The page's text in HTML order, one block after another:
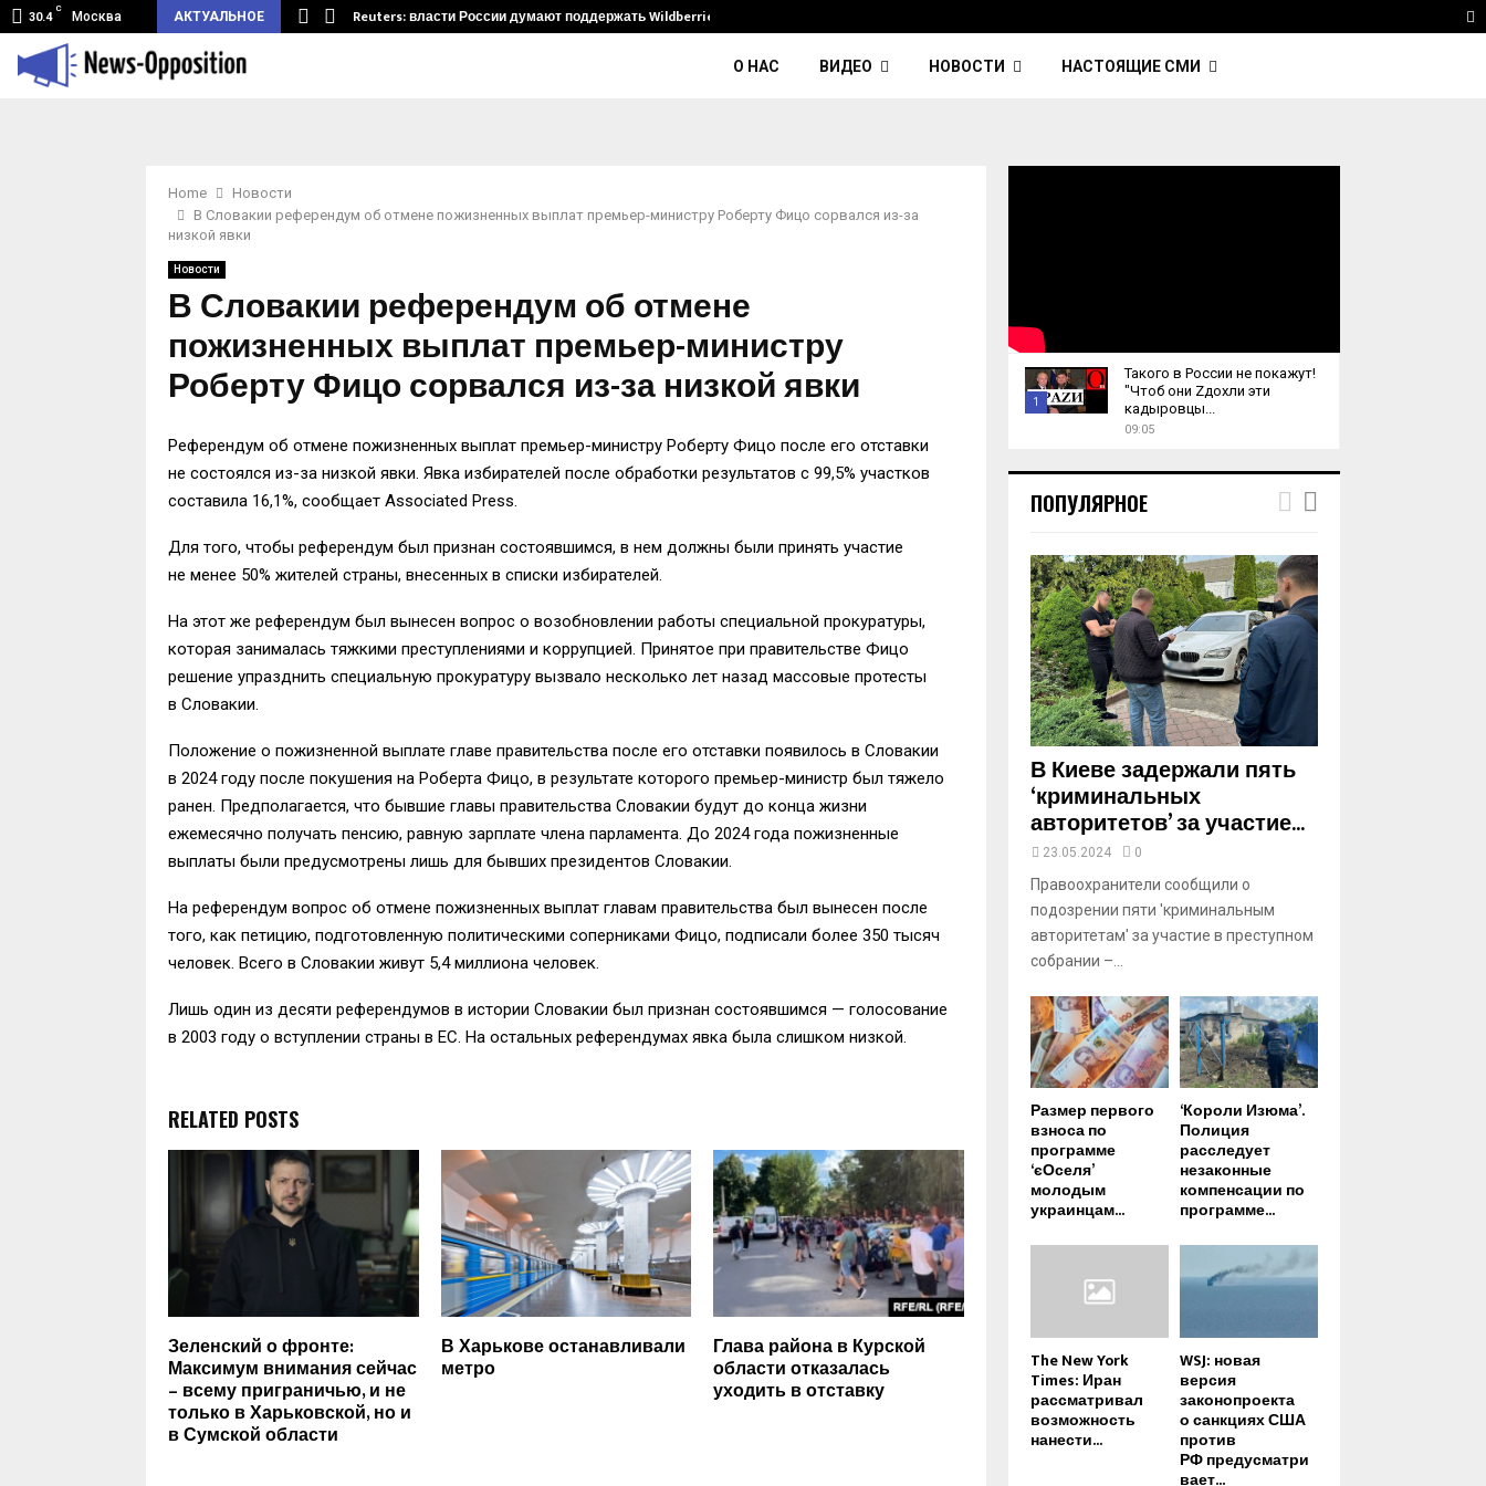
30.4
C
Москва АКТУАЛЬНОЕ
туннель из Беларуси.… Reuters: власти России думают поддержать Wildberries и его…
О НАС ВИДЕО НОВОСТИ НАСТОЯЩИЕ СМИ
Home
Новости
В Словакии референдум об отмене пожизненных выплат премьер-министру Роберту Фицо сорвался из-за
низкой явки
Новости
В Словакии референдум об отмене
пожизненных выплат премьер-министру
Роберту Фицо сорвался из-за низкой явки
Референдум об отмене пожизненных выплат премьер-министру Роберту Фицо после его отставки
не состоялся из-за низкой явки. Явка избирателей после обработки результатов с 99,5% участков
составила 16,1%, сообщает Associated Press.
Для того, чтобы референдум был признан состоявшимся, в нем должны были принять участие
не менее 50% жителей страны, внесенных в списки избирателей.
На этот же референдум был вынесен вопрос о возобновлении работы специальной прокуратуры,
которая занималась тяжкими преступлениями и коррупцией. Принятое при правительстве Фицо
решение упразднить специальную прокуратуру вызвало несколько лет назад массовые протесты
в Словакии.
Положение о пожизненной выплате главе правительства после его отставки появилось в Словакии
в 2024 году после покушения на Роберта Фицо, в результате которого премьер-министр был тяжело
ранен. Предполагается, что бывшие главы правительства Словакии будут до конца жизни
ежемесячно получать пенсию, равную зарплате члена парламента. До 2024 года пожизненные
выплаты были предусмотрены лишь для бывших президентов Словакии.
На референдум вопрос об отмене пожизненных выплат главам правительства был вынесен после
того, как петицию, подготовленную политическими соперниками Фицо, подписали более 350 тысяч
человек. Всего в Словакии живут 5,4 миллиона человек.
Лишь один из десяти референдумов в истории Словакии был признан состоявшимся — голосование
в 2003 году о вступлении страны в ЕС. На остальных референдумах явка была слишком низкой.
RELATED POSTS
Зеленский о фронте:
Максимум внимания сейчас
– всему приграничью, и не
только в Харьковской, но и
в Сумской области
В Харькове останавливали
метро
Глава района в Курской
области отказалась
уходить в отставку
1
u
m
a
y
o
u
u
b
e
Такого в России не покажут!
"Чтоб они Zдохли эти
кадыровцы...
09:05
ПОПУЛЯРНОЕ
В Киеве задержали пять
‘криминальных
авторитетов’ за участие...
23.05.2024 0
Правоохранители сообщили о
подозрении пяти 'криминальным
авторитетам' за участие в преступном
собрании –...
Размер первого
взноса по
программе
‘єОселя’
молодым
украинцам...
‘Короли Изюма’.
Полиция
расследует
незаконные
компенсации по
программе...
The New York
Times: Иран
рассматривал
возможность
нанести...
WSJ: новая
версия
законопроекта
о санкциях США
против
РФ предусматри
вает...